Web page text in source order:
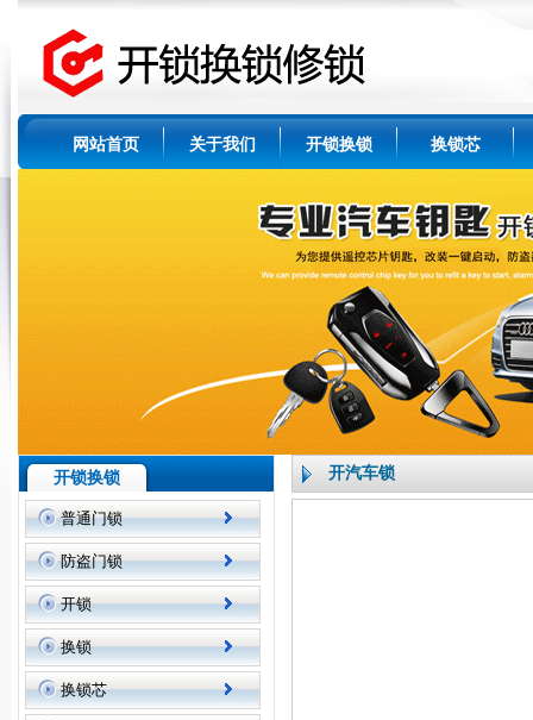
网站首页 关于我们 开锁换锁 换锁芯
开锁换锁
普通门锁
防盗门锁
开锁
换锁
换锁芯
开汽车锁